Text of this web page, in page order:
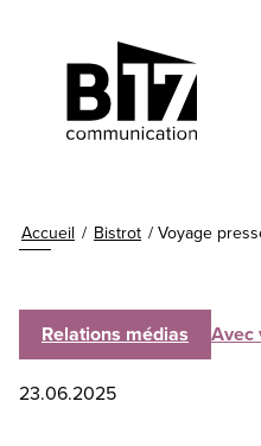
Accueil / Bistrot /Voyage
Relations médias Avec
23.06.2025